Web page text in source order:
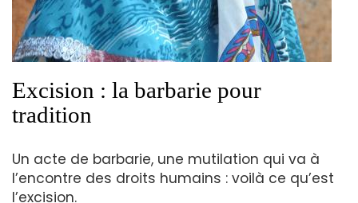
Excision : la barbarie pour
tradition
Un acte de barbarie, une mutilation qui va à
l’encontre des droits humains : voilà ce qu’est
l’excision.